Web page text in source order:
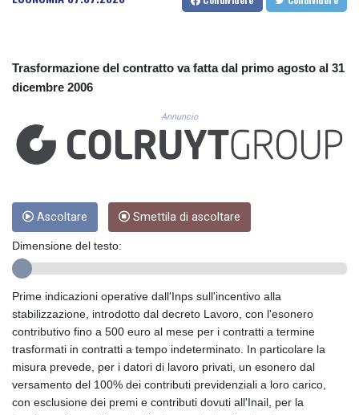
CUC 1.156136
DJF 205.267449
DZD 152.967099
EGP 57.380687
ERN 17.342035
FKP 0.8566
GBP 0.858527
GIP 0.8566
GMD 84.980421
GNF 10123.874202
GTQ 8.794891
GYD 241.157003
HKD 9.066767
HNL 30.895616
Trasformazione del contratto va fatta dal primo agosto al 31
dicembre 2006
Annuncio
Ascoltare Smettila di ascoltare
Dimensione del testo:
Prime indicazioni operative dall'Inps sull'incentivo alla
stabilizzazione, introdotto dal decreto Lavoro, con l'esonero
contributivo fino a 500 euro al mese per i contratti a termine
trasformati in contratti a tempo indeterminato. In particolare la
misura prevede, per i datori di lavoro privati, un esonero dal
versamento del 100% dei contributi previdenziali a loro carico,
con esclusione dei premi e contributi dovuti all'Inail, per la